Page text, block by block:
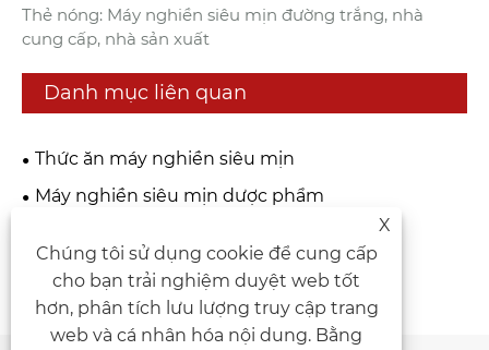
Thẻ nóng: Máy nghiền siêu mịn đường trắng, nhà
cung cấp, nhà sản xuất
Danh mục liên quan
Thức ăn máy nghiền siêu mịn
Máy nghiền siêu mịn dược phẩm
Máy nghiền siêu mịn ngũ cốc
Máy nghiền siêu mịn thực phẩm
X
Chúng tôi sử dụng cookie để cung cấp
cho bạn trải nghiệm duyệt web tốt
hơn, phân tích lưu lượng truy cập trang
web và cá nhân hóa nội dung. Bằng